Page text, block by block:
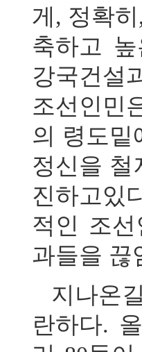
게, 정확
축하고
강국건설
조선인민
의 령도밑
정신을 철
진하고있
적인 조
과들을 끊
지나온
란하다.